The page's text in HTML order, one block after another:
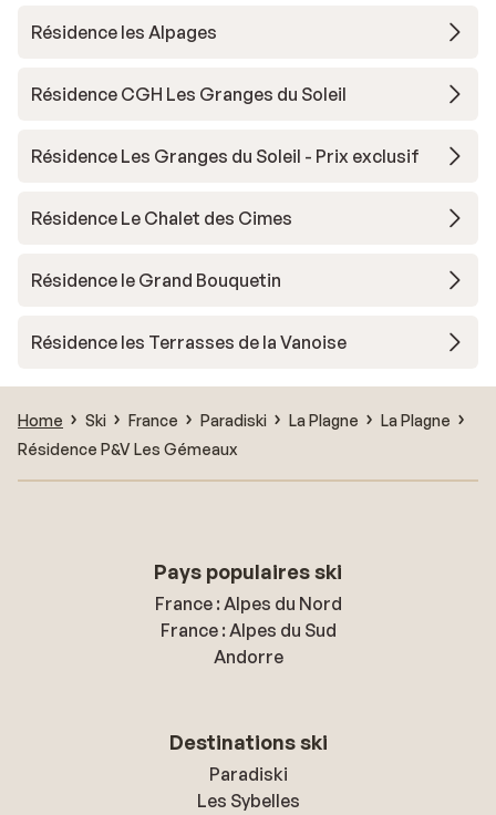
Résidence les Alpages
Résidence CGH Les Granges du Soleil
Résidence Les Granges du Soleil - Prix exclusif
Résidence Le Chalet des Cimes
Résidence le Grand Bouquetin
Résidence les Terrasses de la Vanoise
Home Ski France Paradiski La Plagne
La Plagne
Résidence P&V Les Gémeaux
Pays populaires ski
France : Alpes du Nord
France : Alpes du Sud
Andorre
Destinations ski
Paradiski
Les Sybelles